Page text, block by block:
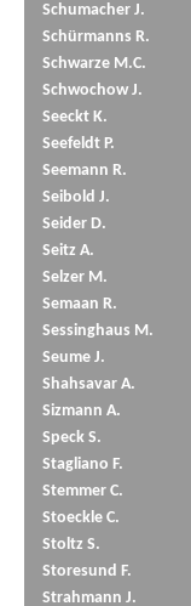
Schumacher J.
Schürmanns R.
Schwarze M.C.
Schwochow J.
Seeckt K.
Seefeldt P.
Seemann R.
Seibold J.
Seider D.
Seitz A.
Selzer M.
Semaan R.
Sessinghaus M.
Seume J.
Shahsavar A.
Sizmann A.
Speck S.
Stagliano F.
Stemmer C.
Stoeckle C.
Stoltz S.
Storesund F.
Strahmann J.